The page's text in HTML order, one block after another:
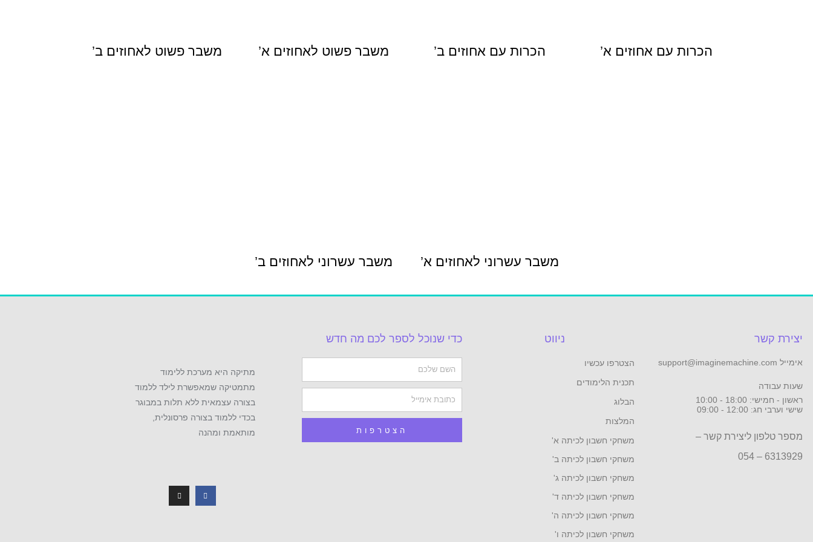
הכרות עם אחוזים א’ הכרות עם אחוזים ב’ משבר פשוט לאחוזים א’ משבר פשוט לאחוזים ב’
משבר עשרוני לאחוזים א’ משבר עשרוני לאחוזים ב’
יצירת קשר
אימייל support@imaginemachine.com
שעות עבודה
ראשון - חמישי: 18:00 - 10:00
שישי וערבי חג: 12:00 - 09:00
מספר טלפון ליצירת קשר –
6313929 – 054
ניווט
הצטרפו עכשיו
תכנית הלימודים
הבלוג
המלצות
משחקי חשבון לכיתה א'
משחקי חשבון לכיתה ב'
משחקי חשבון לכיתה ג'
משחקי חשבון לכיתה ד'
משחקי חשבון לכיתה ה'
משחקי חשבון לכיתה ו'
כדי שנוכל לספר לכם מה חדש
Name
Email
הצטרפות
מתיקה היא מערכת ללימוד
מתמטיקה שמאפשרת לילד ללמוד
בצורה עצמאית ללא תלות במבוגר
בכדי ללמוד בצורה פרסונלית,
מותאמת ומהנה
c
e
b
o
s
t
a
g